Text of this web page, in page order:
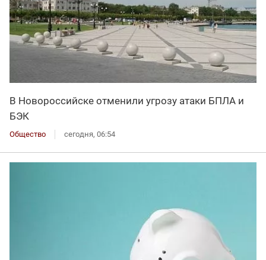
В Новороссийске отменили угрозу атаки БПЛА и
БЭК
Общество сегодня, 06:54